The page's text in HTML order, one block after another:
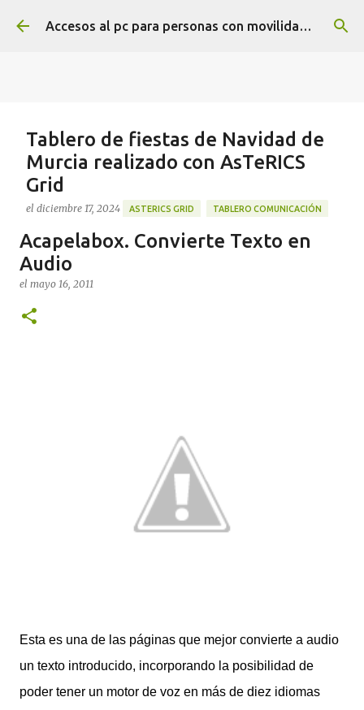
Ir al contenido principal Accesos al pc para personas con movilidad reducida
Tablero de fiestas de Navidad de
Murcia realizado con AsTeRICS
Grid
el diciembre 17, 2024 ASTERICS GRID TABLERO COMUNICACIÓN
Tablero de comunicación sobre las fiestas de Navidad
con elementos que son típicos de Murcia, realizado
con AsTeRICS Grid en tamaño A3 en esta dirección
Acapelabox. Convierte Texto en
Audio
el mayo 16, 2011
Esta es una de las páginas que mejor convierte a audio
un texto introducido, incorporando la posibilidad de
poder tener un motor de voz en más de diez idiomas